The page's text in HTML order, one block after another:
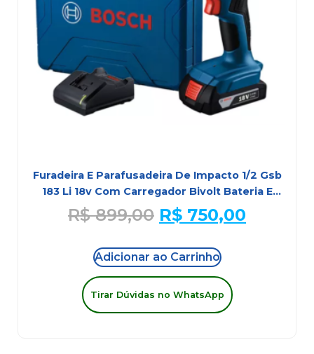
Furadeira E Parafusadeira De Impacto 1/2 Gsb
183 Li 18v Com Carregador Bivolt Bateria E
Maleta Bosch
R$899,00 R$ 750,00
Adicionar ao Carrinho
Tirar Dúvidas no WhatsApp